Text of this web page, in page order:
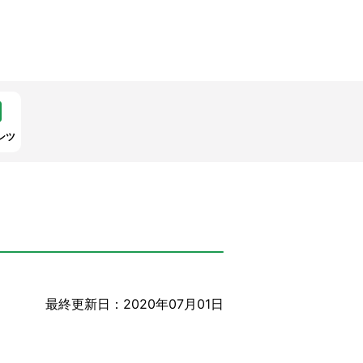
ツ
最終更新日：2020年07月01日